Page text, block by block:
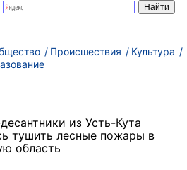
Происшествия
Культура
из Усть-Кута
тушить лесные пожары в
область